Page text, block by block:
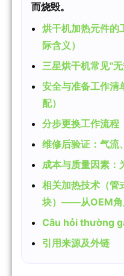
而烧毁。
烘干机加热元件的
际含义）
三星烘干机常见"
安全与准备工作清
配）
分步更换工作流程
维修后验证：气流
成本与质量因素：
相关加热技术（管
块）——从OEM角
Câu hỏi thường
引用来源及外链